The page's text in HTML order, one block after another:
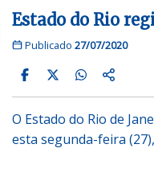
Estado do Rio
Publicado 27/07/2020
O Estado do Rio de
esta segunda-feira